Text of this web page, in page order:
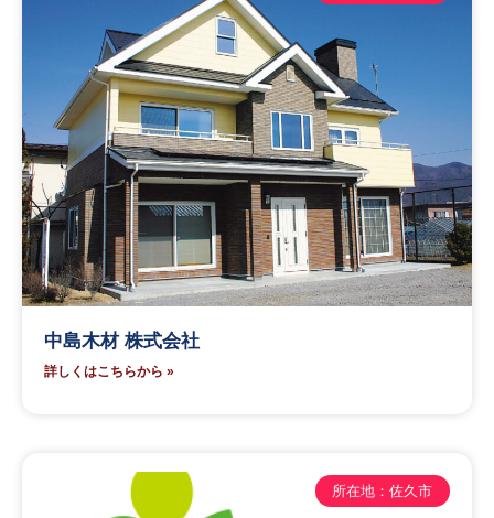
中島木材 株式会社
詳しくはこちらから »
所在地：佐久市